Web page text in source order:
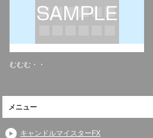
むむむ・・
メニュー
キャンドルマイスターFX